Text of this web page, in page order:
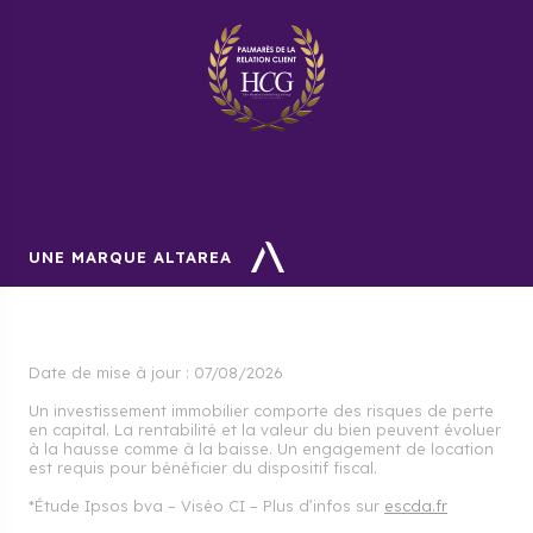
maison neuve ou un appartement
neuf à Argenteuil ?
Nous vous conseillons d’investir dès aujourd’hui dans
des programmes immobiliers à Argenteuil. En effet, le
UNE MARQUE ALTAREA
Date de mise à jour : 07/08/2026
Un investissement immobilier comporte des risques de perte
en capital. La rentabilité et la valeur du bien peuvent évoluer
à la hausse comme à la baisse. Un engagement de location
est requis pour bénéficier du dispositif fiscal.
*Étude Ipsos bva – Viséo CI – Plus d’infos sur escda.fr